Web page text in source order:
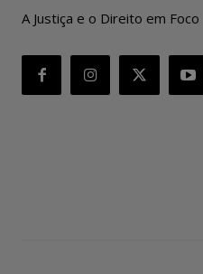
A Justiça e o Direito em Foco